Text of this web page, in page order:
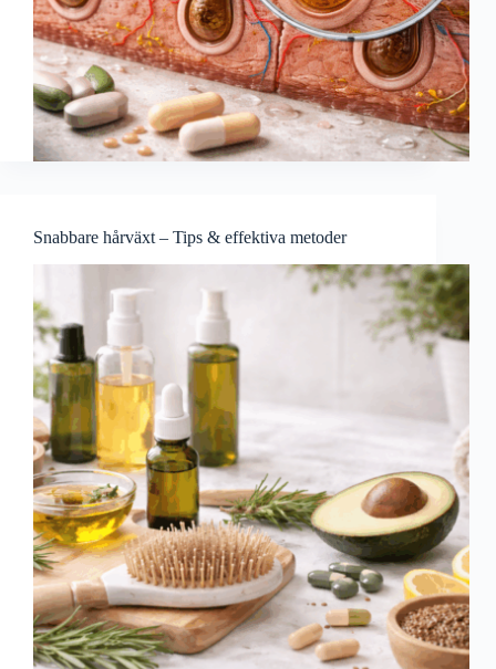
Snabbare hårväxt – Tips & effektiva metoder